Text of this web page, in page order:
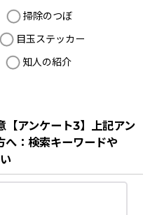
掃除のつぼ
目玉ステッカー
知人の紹介
【アンケート3】上記アン
：検索キーワードや